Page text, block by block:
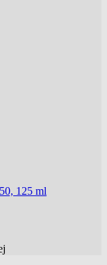
125 ml